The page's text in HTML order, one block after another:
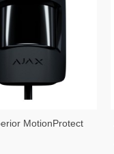
MotionProtect
— Detetor De